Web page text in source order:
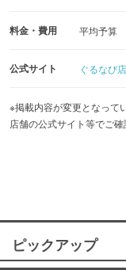
料金・費用 平均予算
公式サイト ぐるなび
※掲載内容が変更となって
店舗の公式サイト等でご確
ピックアップ